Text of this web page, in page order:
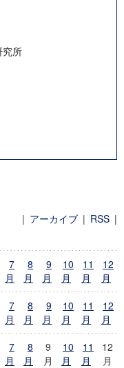
究所
ュート
グラム市民社会ガバナン
ム「超成熟社会発展のサ
| アーカイブ | RSS |
7
月
8
月
9
月
10
月
11
月
12
月
7
月
8
月
9
月
10
月
11
月
12
月
7
月
8
月
9
月
10
月
11
月
12
月